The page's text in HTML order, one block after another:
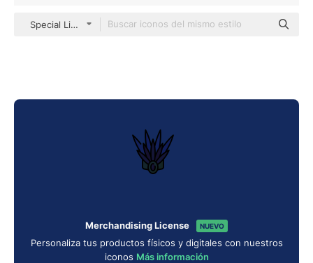
Special Lineal color
Merchandising License NUEVO
Personaliza tus productos físicos y digitales con nuestros
iconos Más información